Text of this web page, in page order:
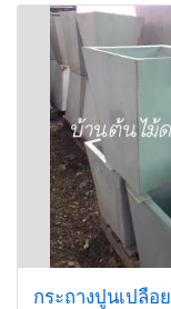
กระถางปูนเปลือย